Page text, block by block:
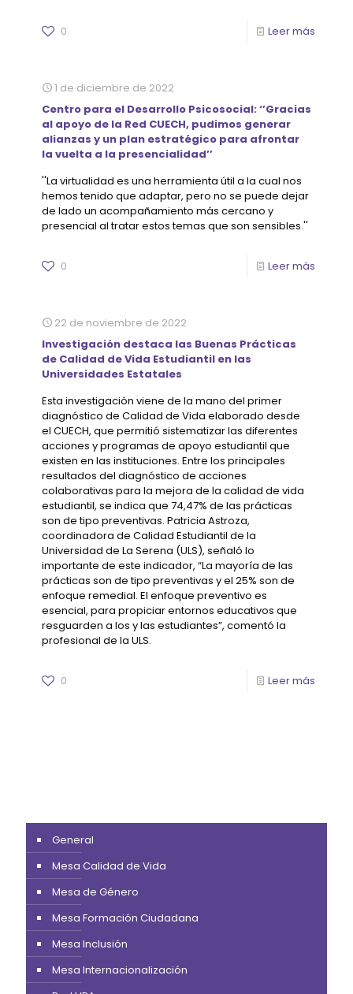
0 Leer más
1 de diciembre de 2022
Centro para el Desarrollo Psicosocial: ‘’Gracias
al apoyo de la Red CUECH, pudimos generar
alianzas y un plan estratégico para afrontar
la vuelta a la presencialidad’’
''La virtualidad es una herramienta útil a la cual nos
hemos tenido que adaptar, pero no se puede dejar
de lado un acompañamiento más cercano y
presencial al tratar estos temas que son sensibles.''
0 Leer más
22 de noviembre de 2022
Investigación destaca las Buenas Prácticas
de Calidad de Vida Estudiantil en las
Universidades Estatales
Esta investigación viene de la mano del primer
diagnóstico de Calidad de Vida elaborado desde
el CUECH, que permitió sistematizar las diferentes
acciones y programas de apoyo estudiantil que
existen en las instituciones. Entre los principales
resultados del diagnóstico de acciones
colaborativas para la mejora de la calidad de vida
estudiantil, se indica que 74,47% de las prácticas
son de tipo preventivas. Patricia Astroza,
coordinadora de Calidad Estudiantil de la
Universidad de La Serena (ULS), señaló lo
importante de este indicador, “La mayoría de las
prácticas son de tipo preventivas y el 25% son de
enfoque remedial. El enfoque preventivo es
esencial, para propiciar entornos educativos que
resguarden a los y las estudiantes”, comentó la
profesional de la ULS.
0 Leer más
General
Mesa Calidad de Vida
Mesa de Género
Mesa Formación Ciudadana
Mesa Inclusión
Mesa Internacionalización